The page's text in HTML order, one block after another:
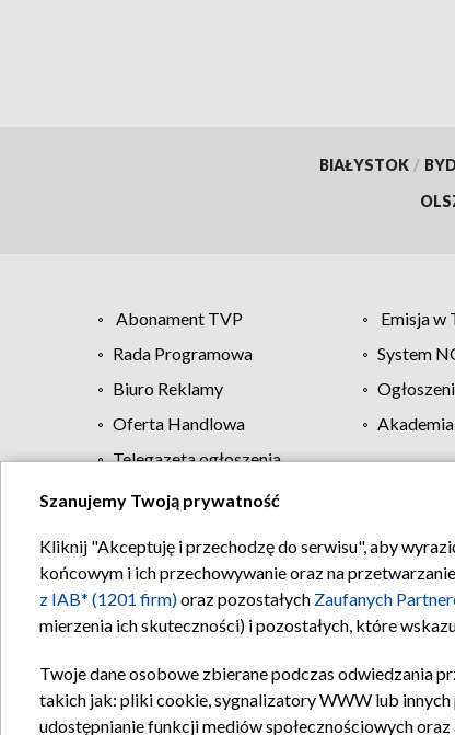
BIAŁYSTOK /
Abonament TVP Emisja w
Rada Programowa
System
Biuro Reklamy
Oferta Handlowa
Telegazeta ogłoszenia
Regulamin
Szanujemy Twoją prywatność
Kliknij "Akceptuję i przechodzę do serwisu", aby
końcowym i ich przechowywanie oraz na
z IAB* (1201 firm)oraz pozostałych Zaufanych
mierzenia ich skuteczności) i pozostałych, które
Twoje dane osobowe zbierane podczas odwiedzania
takich jak: pliki cookie, sygnalizatory WWW lub
udostępnianie funkcji mediów społecznościowych